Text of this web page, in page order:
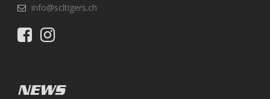
info@scltigers.ch
NEWS